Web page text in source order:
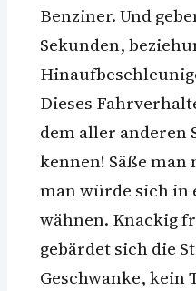
Benziner. Und
Sekunden,
Dieses
dem aller anderen
kennen! Säße
man würde sich in
wähnen. Knackig
gebärdet sich die
Geschwanke, kein